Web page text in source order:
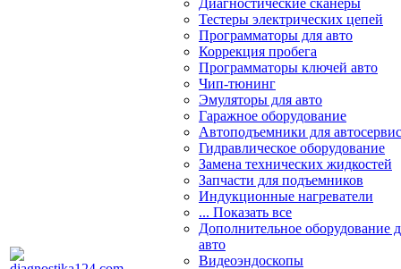
Диагностические сканеры
Тестеры электрических цепей
Программаторы для авто
Коррекция пробега
Программаторы ключей авто
Чип-тюнинг
Эмуляторы для авто
Гаражное оборудование
Автоподъемники для
Гидравлическое оборудование
Замена технических жидкостей
Запчасти для подъемников
Индукционные нагреватели
... Показать все
Дополнительное оборудование
авто
Видеоэндоскопы